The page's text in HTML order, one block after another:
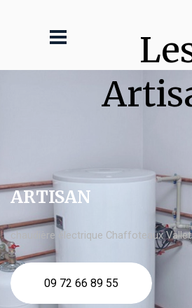
ARTISAN
chaudière électrique Chaffoteaux Vallet
09 72 66 89 55